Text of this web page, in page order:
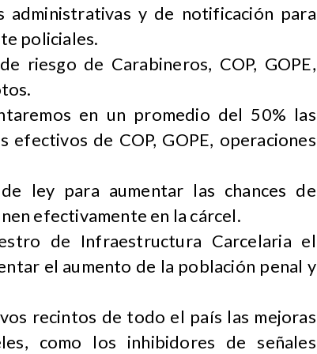
administrativas y de notificación para
policiales.
riesgo de Carabineros, COP, GOPE,
en un promedio del 50% las
efectivos de COP, GOPE, operaciones
ley para aumentar las chances de
efectivamente en la cárcel.
de Infraestructura Carcelaria el
el aumento de la población penal y
recintos de todo el país las mejoras
como los inhibidores de señales